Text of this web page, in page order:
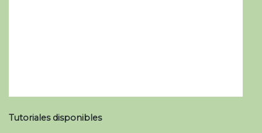
Tutoriales disponibles